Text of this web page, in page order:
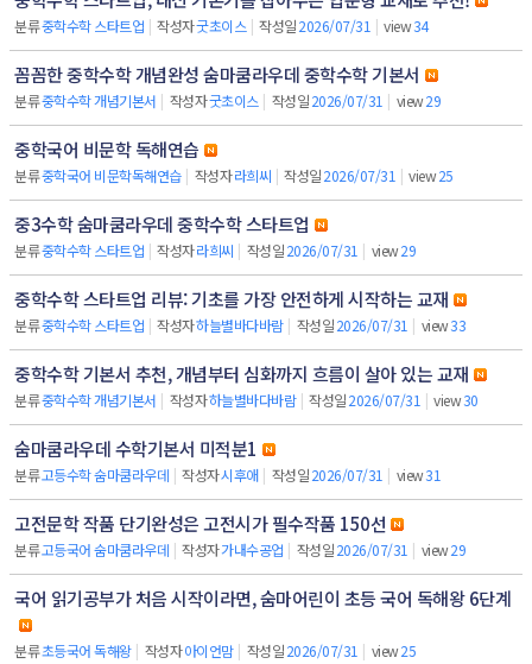
분류중학수학 스타트업 | 작성자굿초이스 | 작성일2026/07/31 | view34
꼼꼼한 중학수학 개념완성 숨마쿰라우데 중학수학 기본서
분류중학수학 개념기본서 | 작성자굿초이스 | 작성일2026/07/31 | view29
중학국어 비문학 독해연습
분류중학국어 비문학독해연습 | 작성자라희씨 | 작성일2026/07/31 | view25
중3수학 숨마쿰라우데 중학수학 스타트업
분류중학수학 스타트업 | 작성자라희씨 | 작성일2026/07/31 | view29
중학수학 스타트업 리뷰: 기초를 가장 안전하게 시작하는 교재
분류중학수학 스타트업 | 작성자하늘별바다바람 | 작성일2026/07/31 | view33
중학수학 기본서 추천, 개념부터 심화까지 흐름이 살아 있는 교재
분류중학수학 개념기본서 | 작성자하늘별바다바람 | 작성일2026/07/31 | view30
숨마쿰라우데 수학기본서 미적분1
분류고등수학 숨마쿰라우데 | 작성자시후애 | 작성일2026/07/31 | view31
고전문학 작품 단기완성은 고전시가 필수작품 150선
분류고등국어 숨마쿰라우데 | 작성자가내수공업 | 작성일2026/07/31 | view29
국어 읽기공부가 처음 시작이라면, 숨마어린이 초등 국어 독해왕 6단계
분류초등국어 독해왕 | 작성자아이언맘 | 작성일2026/07/31 | view25